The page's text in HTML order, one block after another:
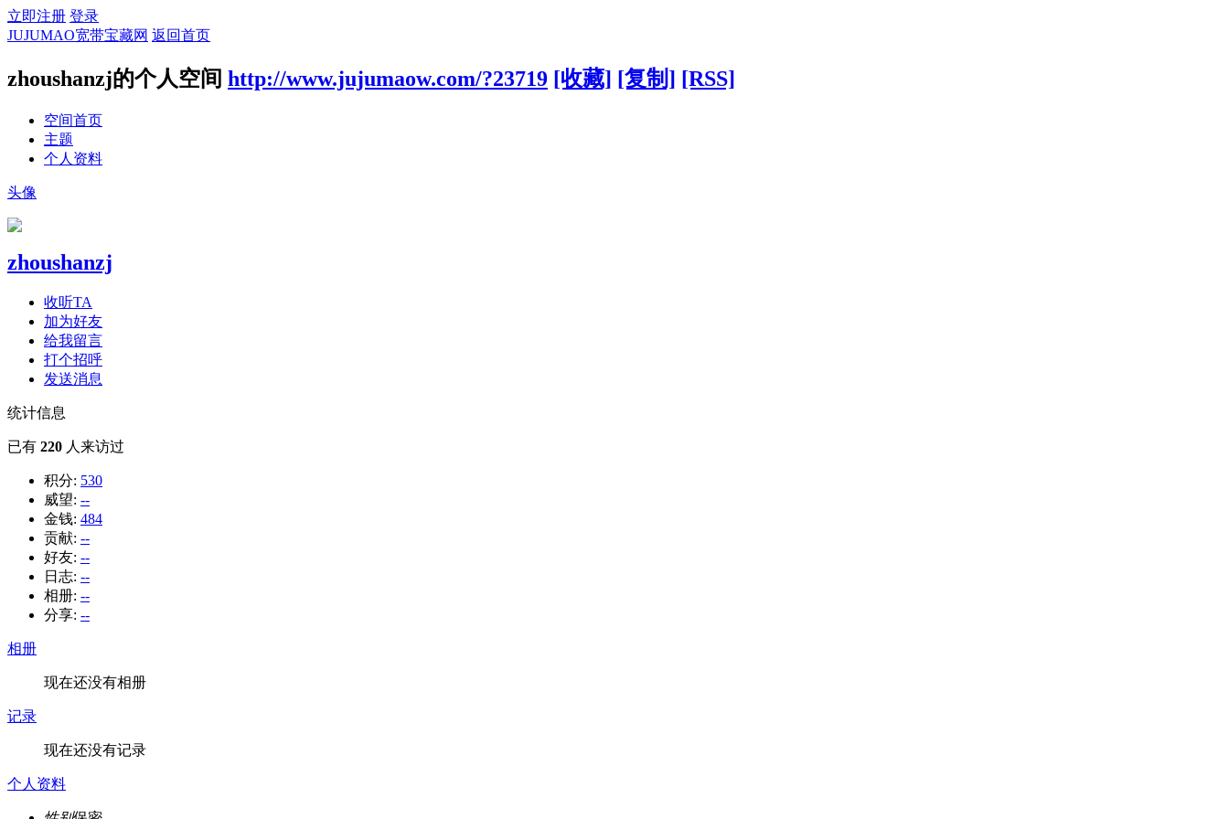
立即注册 登录
JUJUMAO宽带宝藏网 返回首页
zhoushanzj的个人空间 http://www.jujumaow.com/?23719 [收藏] [复制] [RSS]
空间首页
主题
个人资料
头像
zhoushanzj
收听TA
加为好友
给我留言
打个招呼
发送消息
统计信息
已有 220 人来访过
积分: 530
威望: --
金钱: 484
贡献: --
好友: --
日志: --
相册: --
分享: --
相册
现在还没有相册
记录
现在还没有记录
个人资料